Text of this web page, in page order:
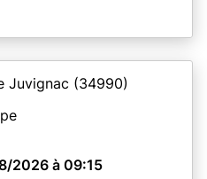
Juvignac (34990)
2026 à 09:15